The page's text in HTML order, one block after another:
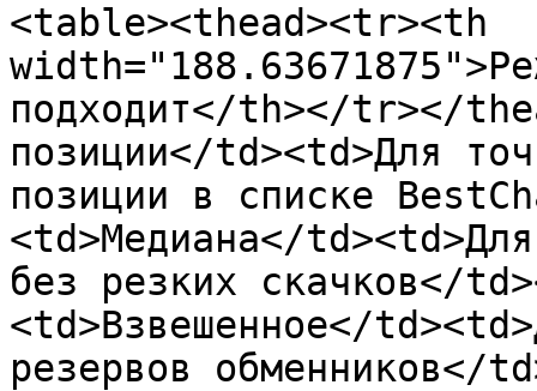
<table><thead><tr><th
подходит</th></tr></
позиции</td><td>Для
позиции в списке
<td>Медиана</
без резких скачков</
<td>Взвешенное</
резервов